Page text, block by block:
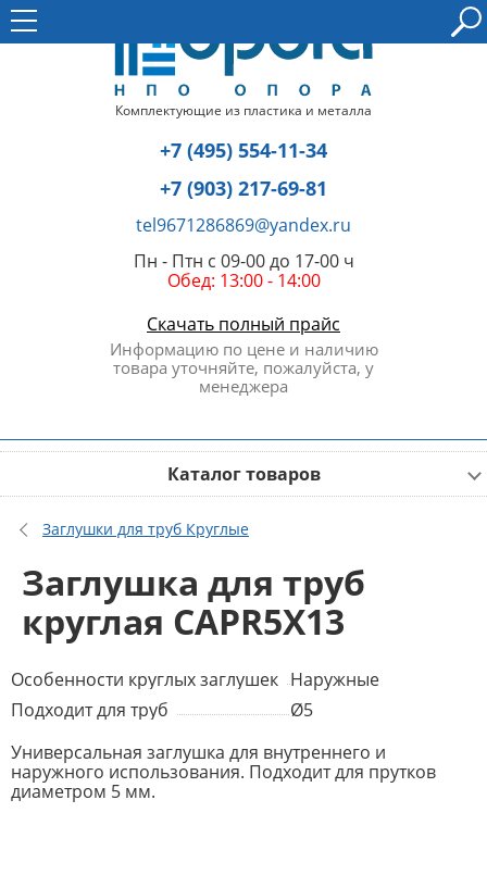
Комплектующие из пластика и металла
+7 (495) 554-11-34
+7 (903) 217-69-81
tel9671286869@yandex.ru
Пн - Птн с 09-00 до 17-00 ч
Обед: 13:00 - 14:00
Скачать полный прайс
Информацию по цене и наличию
товара уточняйте, пожалуйста, у
менеджера
Каталог товаров
Заглушки для труб Круглые
Заглушка для труб
круглая CAPR5X13
Особенности круглых заглушек Наружные
Подходит для труб
Ø5
Универсальная заглушка для внутреннего и
наружного использования. Подходит для прутков
диаметром 5 мм.